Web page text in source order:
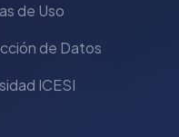
de Uso
de Datos
ICESI